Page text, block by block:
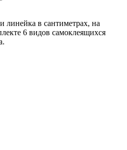
линейка в сантиметрах, на
6 видов самоклеящихся